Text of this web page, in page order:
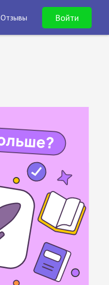
Отзывы Войти